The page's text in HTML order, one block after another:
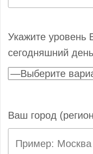
Укажите уровень
сегодняшний день
Ваш город